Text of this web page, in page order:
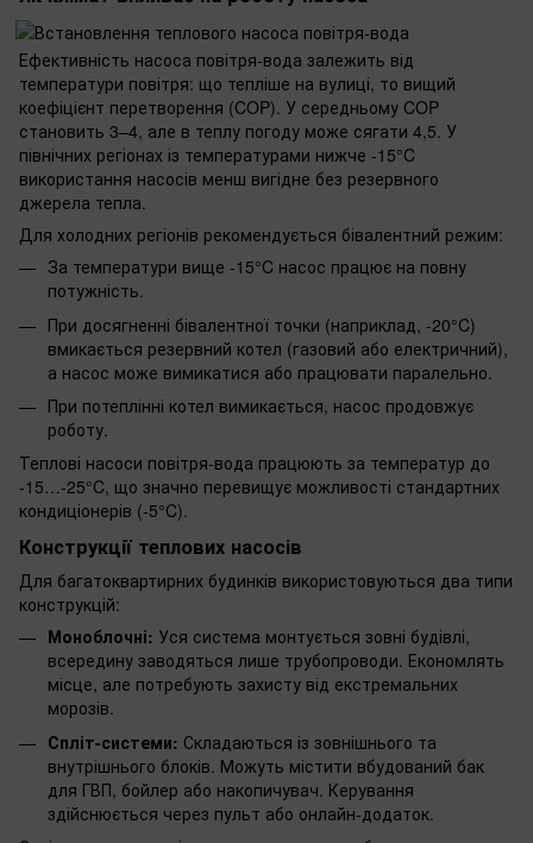
Ефективність насоса повітря-вода залежить від
температури повітря: що тепліше на вулиці, то вищий
коефіцієнт перетворення (COP). У середньому COP
становить 3–4, але в теплу погоду може сягати 4,5. У
північних регіонах із температурами нижче -15°C
використання насосів менш вигідне без резервного
джерела тепла.
Для холодних регіонів рекомендується бівалентний режим:
За температури вище -15°C насос працює на повну
потужність.
При досягненні бівалентної точки (наприклад, -20°C)
вмикається резервний котел (газовий або електричний),
а насос може вимикатися або працювати паралельно.
При потеплінні котел вимикається, насос продовжує
роботу.
Теплові насоси повітря-вода працюють за температур до
-15…-25°C, що значно перевищує можливості стандартних
кондиціонерів (-5°C).
Конструкції теплових насосів
Для багатоквартирних будинків використовуються два типи
конструкцій:
Моноблочні: Уся система монтується зовні будівлі,
всередину заводяться лише трубопроводи. Економлять
місце, але потребують захисту від екстремальних
морозів.
Спліт-системи: Складаються із зовнішнього та
внутрішнього блоків. Можуть містити вбудований бак
для ГВП, бойлер або накопичувач. Керування
здійснюється через пульт або онлайн-додаток.